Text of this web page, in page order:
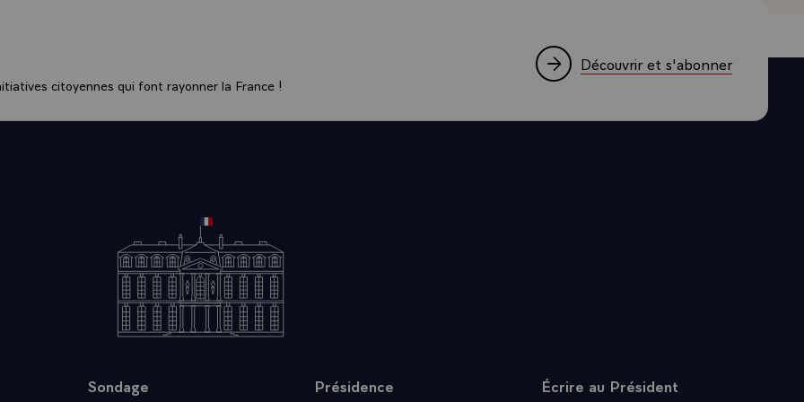
et non pas concurrents.
une échéance très proche, c'est Versailles. Je lis quelquefois que je
fondamental que de donner à ces sept `Etats-Unis ` Canada `
` RFA ` Italie ` Japon ` France` grands pays industriels qui se
ces circonstances, en plus du représentant de la Communauté
`CEE`, ce qui fait huit au total, l'occasion de parvenir à définir les grands
internationale, diplomatique, d'équilibre militaire et de permettre
des intérêts économiques, sur les relations avec le tiers monde.\
Européens de l'Ouest se sont accrues. Ce n'est pas simplement depuis
citoyennes qui font rayonner la France !
Découvrir et s'abonner
Sondage Présidence Écrire au Président